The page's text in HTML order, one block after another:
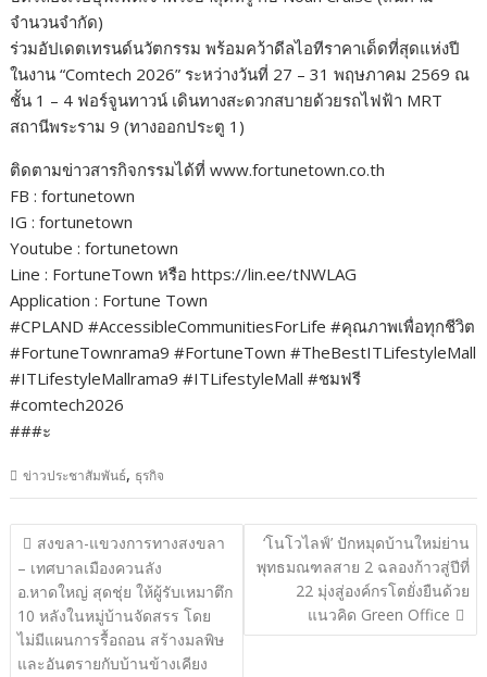
จำนวนจำกัด)
ร่วมอัปเดตเทรนด์นวัตกรรม พร้อมคว้าดีลไอทีราคาเด็ดที่สุดแห่งปี
ในงาน “Comtech 2026” ระหว่างวันที่ 27 – 31 พฤษภาคม 2569 ณ
ชั้น 1 – 4 ฟอร์จูนทาวน์ เดินทางสะดวกสบายด้วยรถไฟฟ้า MRT
สถานีพระราม 9 (ทางออกประตู 1)
ติดตามข่าวสารกิจกรรมได้ที่ www.fortunetown.co.th
FB : fortunetown ​
IG : fortunetown
Youtube : fortunetown
Line : FortuneTown หรือ https://lin.ee/tNWLAG
Application : Fortune Town
#CPLAND #AccessibleCommunitiesForLife #คุณภาพเพื่อทุกชีวิต
#FortuneTownrama9 #FortuneTown #TheBestITLifestyleMall
#ITLifestyleMallrama9 #ITLifestyleMall #ชมฟรี
#comtech2026
###ะ
ข่าวประชาสัมพันธ์, ธุรกิจ
แนะแนว
เรื่อง
สงขลา-แขวงการทางสงขลา
– เทศบาลเมืองควนลัง
อ.หาดใหญ่ สุดชุ่ย ให้ผู้รับเหมาตึก
10 หลังในหมู่บ้านจัดสรร โดย
ไม่มีแผนการรื้อถอน สร้างมลพิษ
และอันตรายกับบ้านข้างเคียง
‘โนโวไลฟ์’ ปักหมุดบ้านใหม่ย่าน
พุทธมณฑลสาย 2 ฉลองก้าวสู่ปีที่
22 มุ่งสู่องค์กรโตยั่งยืนด้วย
แนวคิด Green Office